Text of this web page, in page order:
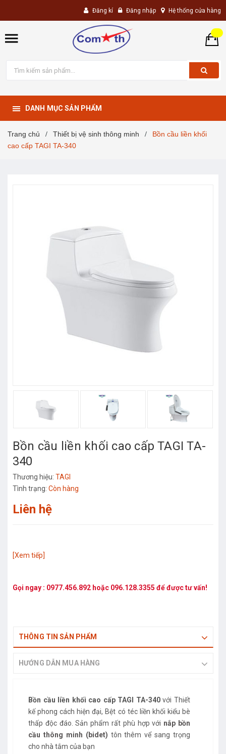
Đăng kí Đăng nhập Hệ thống cửa hàng
DANH MỤC SẢN PHẨM
Trang chủ / Thiết bị vệ sinh thông minh /
Bồn cầu liền khối
cao cấp TAGI TA-340
Bồn cầu liền khối cao cấp TAGI TA-
340
Thương hiệu: TAGI
Tình trạng: Còn hàng
Liên hệ
[Xem tiếp]
Gọi ngay : 0977.456.892 hoặc 096.128.3355 để được tư vấn!
THÔNG TIN SẢN PHẨM
HƯỚNG DẪN MUA HÀNG
Bồn cầu liền khối cao cấp TAGI TA-340với Thiết
kế phong cách hiện đại, Bệt có téc liền khối kiểu bè
thấp độc đáo. Sản phẩm rất phù hợp với nắp bồn
cầu thông minh (bidet) tôn thêm vể sang trọng
cho nhà tắm của bạn